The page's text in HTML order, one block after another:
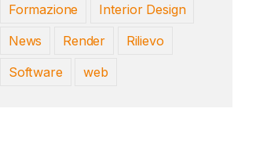
Formazione
Interior Design
News
Render
Rilievo
Software
web